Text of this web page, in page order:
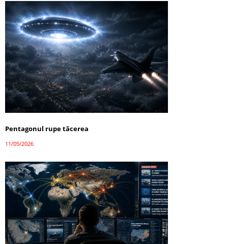
Pentagonul rupe tăcerea
11/05/2026